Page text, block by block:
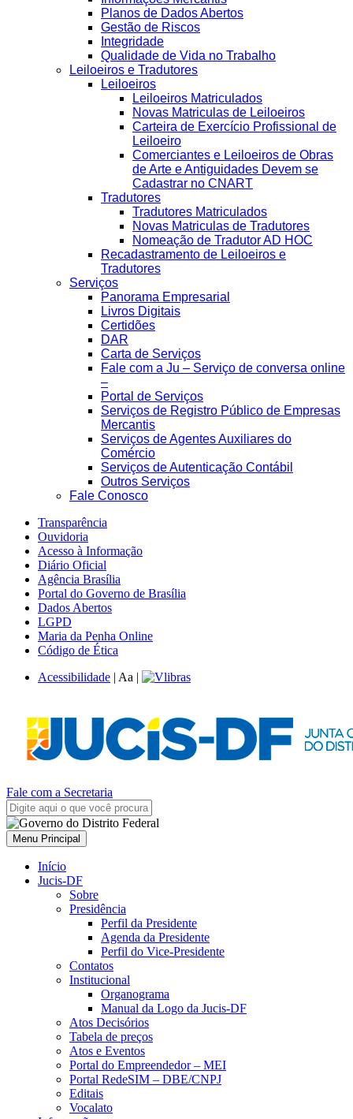
Planos de Dados Abertos
Gestão de Riscos
Integridade
Qualidade de Vida no Trabalho
Leiloeiros e Tradutores
Leiloeiros
Leiloeiros Matriculados
Novas Matriculas de Leiloeiros
Carteira de Exercício Profissional de
Leiloeiro
Comerciantes e Leiloeiros de Obras
de Arte e Antiguidades Devem se
Cadastrar no CNART
Tradutores
Tradutores Matriculados
Novas Matriculas de Tradutores
Nomeação de Tradutor AD HOC
Recadastramento de Leiloeiros e
Tradutores
Serviços
Panorama Empresarial
Livros Digitais
Certidões
DAR
Carta de Serviços
Fale com a Ju – Serviço de conversa online
–
Portal de Serviços
Serviços de Registro Público de Empresas
Mercantis
Serviços de Agentes Auxiliares do
Comércio
Serviços de Autenticação Contábil
Outros Serviços
Fale Conosco
Transparência
Ouvidoria
Acesso à Informação
Diário Oficial
Agência Brasília
Portal do Governo de Brasília
Dados Abertos
LGPD
Maria da Penha Online
Código de Ética
Acessibilidade | Aa |
Fale com a Secretaria
Menu Principal
Início
Jucis-DF
Sobre
Presidência
Perfil da Presidente
Agenda da Presidente
Perfil do Vice-Presidente
Contatos
Institucional
Organograma
Manual da Logo da Jucis-DF
Atos Decisórios
Tabela de preços
Atos e Eventos
Portal do Empreendedor – MEI
Portal RedeSIM – DBE/CNPJ
Editais
Vocalato